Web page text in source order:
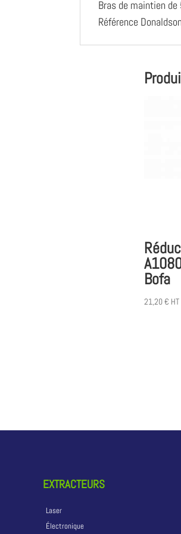
Bras de maintien
Référence
Bofa
21,20€ HT
EXTRACTEURS
Laser
Électronique